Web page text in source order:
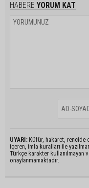
HABERE YORUM KAT
UYARI: Küfür, hakaret, rencide
içeren, imla kuralları ile
Türkçe karakter kullanılmayan
onaylanmamaktadır.